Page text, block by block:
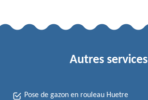
Autres services
Pose de gazon en rouleau Huetre